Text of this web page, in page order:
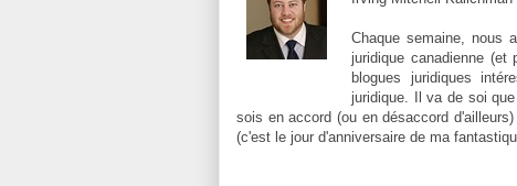
Chaque semaine, nous
juridique canadienne (et
blogues juridiques
juridique. Il va de soi
sois en accord (ou en désaccord
(c'est le jour d'anniversaire de ma